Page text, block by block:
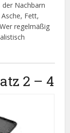
der Nachbarn
Fett,
regelmäßig
2 – 4